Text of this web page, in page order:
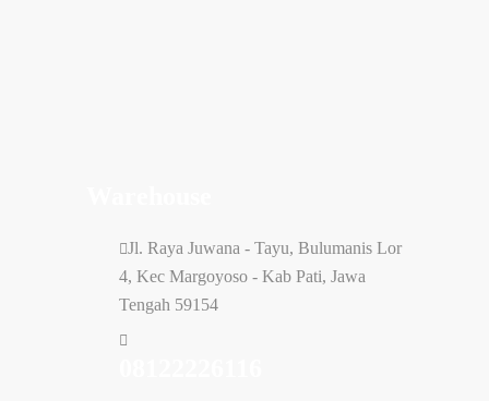
Jl. Raya Juwana - Tayu, Bulumanis Lor
4, Kec Margoyoso - Kab Pati, Jawa
Tengah 59154